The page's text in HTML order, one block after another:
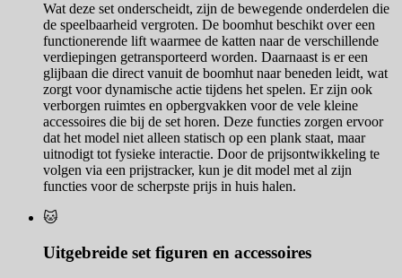
Wat deze set onderscheidt, zijn de bewegende onderdelen die
de speelbaarheid vergroten. De boomhut beschikt over een
functionerende lift waarmee de katten naar de verschillende
verdiepingen getransporteerd worden. Daarnaast is er een
glijbaan die direct vanuit de boomhut naar beneden leidt, wat
zorgt voor dynamische actie tijdens het spelen. Er zijn ook
verborgen ruimtes en opbergvakken voor de vele kleine
accessoires die bij de set horen. Deze functies zorgen ervoor
dat het model niet alleen statisch op een plank staat, maar
uitnodigt tot fysieke interactie. Door de prijsontwikkeling te
volgen via een prijstracker, kun je dit model met al zijn
functies voor de scherpste prijs in huis halen.
🐱
Uitgebreide set figuren en accessoires